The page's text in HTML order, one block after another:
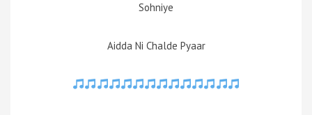
Sohniye
Aidda Ni Chalde Pyaar